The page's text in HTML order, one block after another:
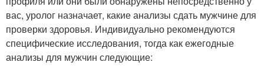
вас, уролог назначает, какие анализы сдать мужчине для
проверки здоровья. Индивидуально рекомендуются
специфические исследования, тогда как ежегодные
анализы для мужчин следующие: